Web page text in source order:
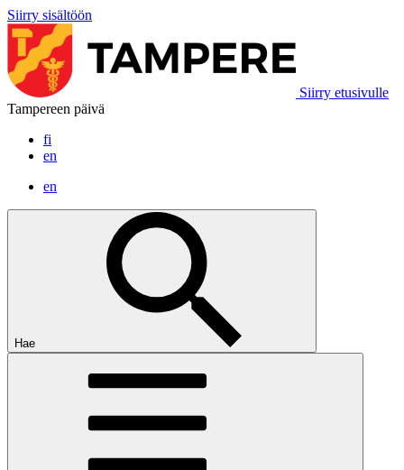
Siirry sisältöön
Siirry etusivulle
Tampereen päivä
fi
en
en
Hae